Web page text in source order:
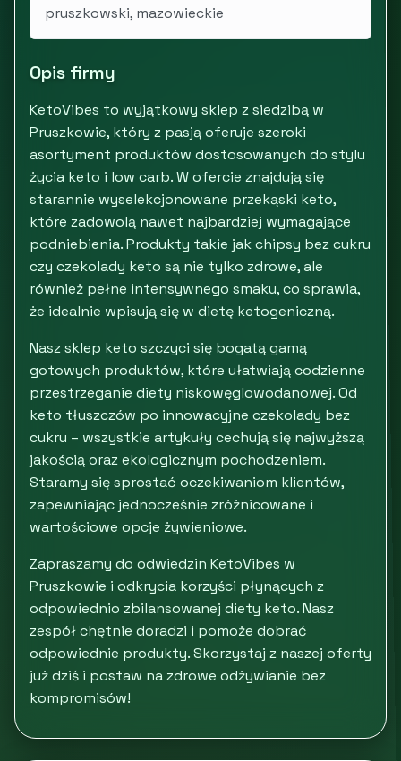
pruszkowski, mazowieckie
Opis firmy
KetoVibes to wyjątkowy sklep z siedzibą w
Pruszkowie, który z pasją oferuje szeroki
asortyment produktów dostosowanych do stylu
życia keto i low carb. W ofercie znajdują się
starannie wyselekcjonowane przekąski keto,
które zadowolą nawet najbardziej wymagające
podniebienia. Produkty takie jak chipsy bez cukru
czy czekolady keto są nie tylko zdrowe, ale
również pełne intensywnego smaku, co sprawia,
że idealnie wpisują się w dietę ketogeniczną.
Nasz sklep keto szczyci się bogatą gamą
gotowych produktów, które ułatwiają codzienne
przestrzeganie diety niskowęglowodanowej. Od
keto tłuszczów po innowacyjne czekolady bez
cukru – wszystkie artykuły cechują się najwyższą
jakością oraz ekologicznym pochodzeniem.
Staramy się sprostać oczekiwaniom klientów,
zapewniając jednocześnie zróżnicowane i
wartościowe opcje żywieniowe.
Zapraszamy do odwiedzin KetoVibes w
Pruszkowie i odkrycia korzyści płynących z
odpowiednio zbilansowanej diety keto. Nasz
zespół chętnie doradzi i pomoże dobrać
odpowiednie produkty. Skorzystaj z naszej oferty
już dziś i postaw na zdrowe odżywianie bez
kompromisów!